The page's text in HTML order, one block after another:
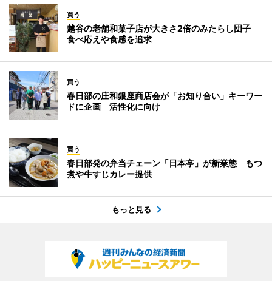
買う
越谷の老舗和菓子店が大きさ2倍のみたらし団子
食べ応えや食感を追求
買う
春日部の庄和銀座商店会が「お知り合い」キーワー
ドに企画 活性化に向け
買う
春日部発の弁当チェーン「日本亭」が新業態 もつ
煮や牛すじカレー提供
もっと見る